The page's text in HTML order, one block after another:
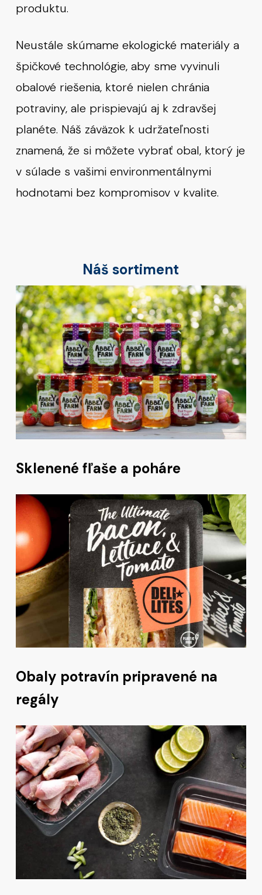
produktu.
Neustále skúmame ekologické materiály a
špičkové technológie, aby sme vyvinuli
obalové riešenia, ktoré nielen chránia
potraviny, ale prispievajú aj k zdravšej
planéte. Náš záväzok k udržateľnosti
znamená, že si môžete vybrať obal, ktorý je
v súlade s vašimi environmentálnymi
hodnotami bez kompromisov v kvalite.
Náš sortiment
Sklenené fľaše a poháre
Obaly potravín pripravené na
regály